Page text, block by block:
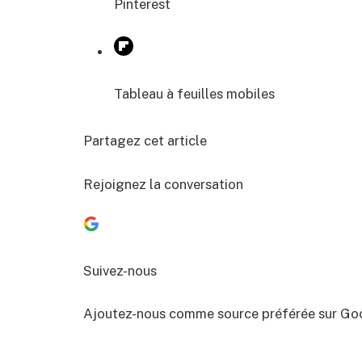
Pinterest
Tableau à feuilles mobiles
Partagez cet article
Rejoignez la conversation
Suivez-nous
Ajoutez-nous comme source préférée sur